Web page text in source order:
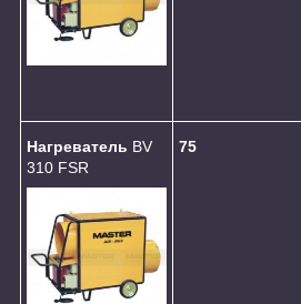
Нагреватель BV
310 FSR
75